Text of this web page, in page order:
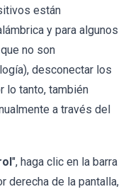
están
y para algunos
no son
desconectar los
lo tanto, también
a través del
", haga clic en la barra
derecha de la pantalla,